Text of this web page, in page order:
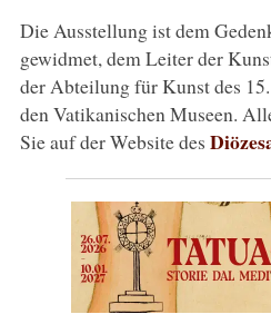
Die Ausstellung ist dem
gewidmet, dem Leiter der
der Abteilung für Kunst des
den Vatikanischen Museen.
Sie auf der Website des